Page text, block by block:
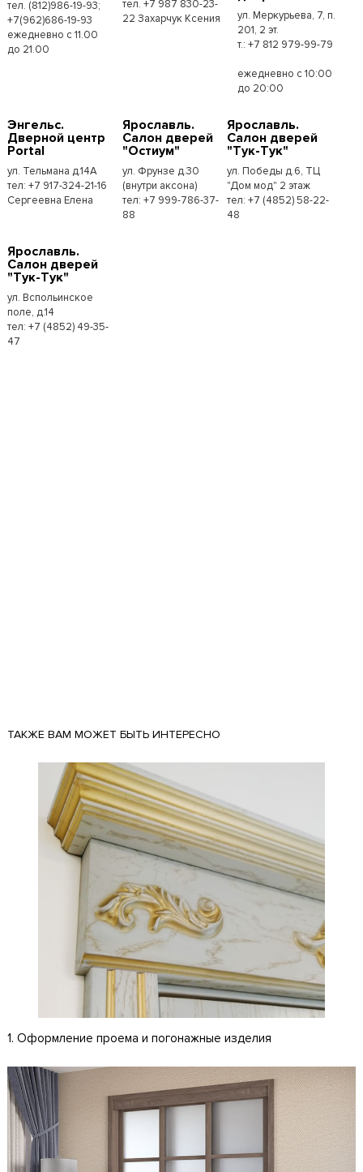
тел. (812)986-19-93;
+7(962)686-19-93
ежедневно с 11.00
до 21.00
тел. +7 987 830-23-
22 Захарчук Ксения
ул. Меркурьева, 7, п.
201, 2 эт.
т.: +7 812 979-99-79
ежедневно с 10:00
до 20:00
Энгельс.
Дверной центр
Portal
ул. Тельмана д.14А
тел: +7 917-324-21-16
Сергеевна Елена
Ярославль.
Салон дверей
"Остиум"
ул. Фрунзе д.30
(внутри аксона)
тел: +7 999-786-37-
88
Ярославль.
Салон дверей
"Тук-Тук"
ул. Победы д.6, ТЦ
"Дом мод" 2 этаж
тел: +7 (4852) 58-22-
48
Ярославль.
Салон дверей
"Тук-Тук"
ул. Вспольинское
поле, д.14
тел: +7 (4852) 49-35-
47
ТАКЖЕ ВАМ МОЖЕТ БЫТЬ ИНТЕРЕСНО
1. Оформление проема и погонажные изделия